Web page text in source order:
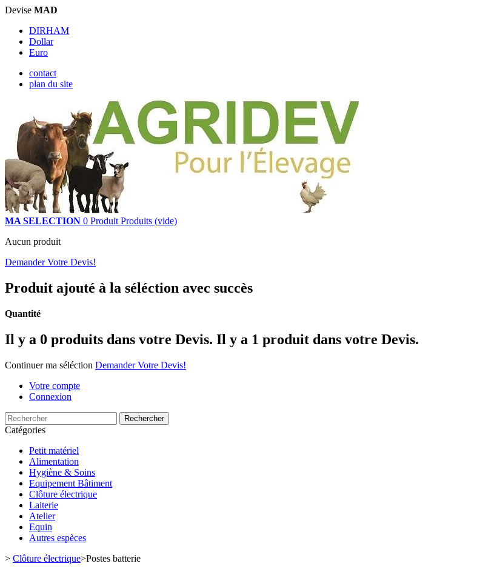
Devise MAD
DIRHAM
Dollar
Euro
contact
plan du site
MA SELECTION 0 Produit Produits (vide)
Aucun produit
Demander Votre Devis!
Produit ajouté à la séléction avec succès
Quantité
Il y a 0 produits dans votre Devis. Il y a 1 produit dans votre Devis.
Continuer ma séléction Demander Votre Devis!
Votre compte
Connexion
Rechercher
Catégories
Petit matériel
Alimentation
Hygiène & Soins
Equipement Bâtiment
Clôture électrique
Laiterie
Atelier
Equin
Autres espèces
> Clôture électrique>Postes batterie